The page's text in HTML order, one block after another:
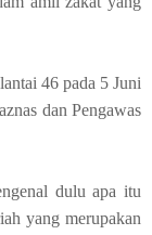
46 pada 5 Juni
dan Pengawas
dulu apa itu
yang merupakan